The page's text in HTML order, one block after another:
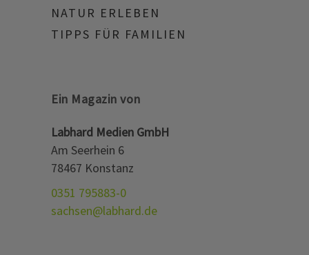
NATUR ERLEBEN
TIPPS FÜR FAMILIEN
Ein Magazin von
Labhard Medien GmbH
Am Seerhein 6
78467 Konstanz
0351 795883-0
sachsen@labhard.de